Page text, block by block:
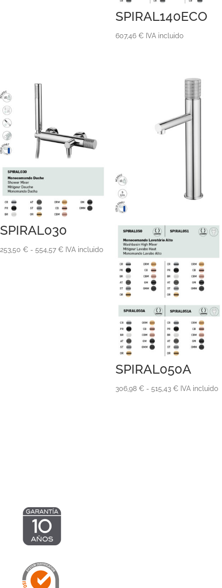
SPIRAL140ECO
607,46 € IVA incluido
SPIRAL030
253,50 € - 554,57 €Rango
IVA incluido
SPIRAL050A
306,98 € - 515,43 €Rango
IVA incluido